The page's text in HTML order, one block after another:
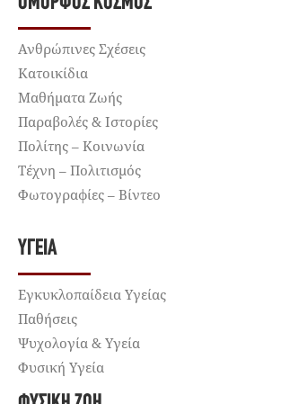
Ανθρώπινες Σχέσεις
Κατοικίδια
Μαθήματα Ζωής
Παραβολές & Ιστορίες
Πολίτης – Κοινωνία
Τέχνη – Πολιτισμός
Φωτογραφίες – Βίντεο
ΥΓΕΊΑ
Εγκυκλοπαίδεια Υγείας
Παθήσεις
Ψυχολογία & Υγεία
Φυσική Υγεία